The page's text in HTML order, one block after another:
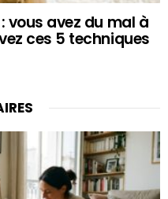
vous avez du mal à
ces 5 techniques